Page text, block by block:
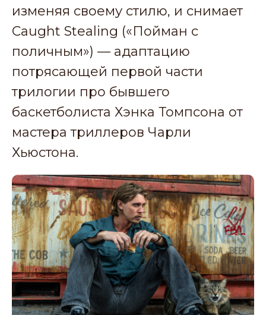
изменяя своему стилю, и снимает
Caught Stealing («Пойман с
поличным») — адаптацию
потрясающей первой части
трилогии про бывшего
баскетболиста Хэнка Томпсона от
мастера триллеров Чарли
Хьюстона.